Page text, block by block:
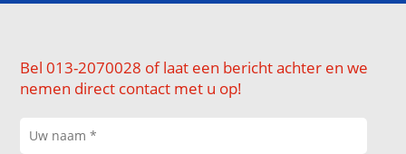
Bel 013-2070028 of laat een bericht achter en we
nemen direct contact met u op!